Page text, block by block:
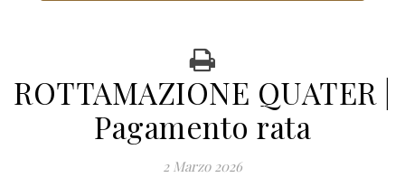
ROTTAMAZIONE QUATER |
Pagamento rata
2 Marzo 2026